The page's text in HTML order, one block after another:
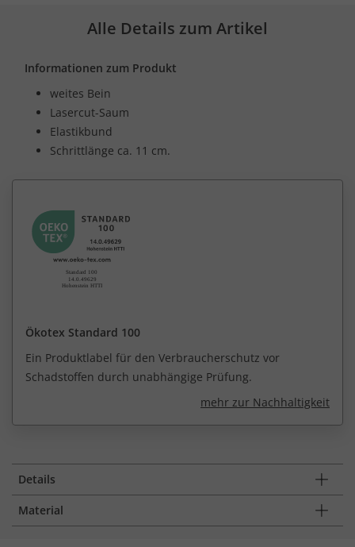
Alle Details zum Artikel
Informationen zum Produkt
weites Bein
Lasercut-Saum
Elastikbund
Schrittlänge ca. 11 cm.
Ökotex Standard 100
Ein Produktlabel für den Verbraucherschutz vor
Schadstoffen durch unabhängige Prüfung.
mehr zur Nachhaltigkeit
Details
Material